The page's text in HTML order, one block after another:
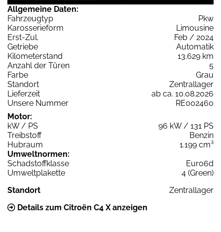
Allgemeine Daten:
Fahrzeugtyp
Pkw
Karosserieform
Limousine
Erst-Zul.
Feb / 2024
Getriebe
Automatik
Kilometerstand
13.629 km
Anzahl der Türen
5
Farbe
Grau
Standort
Zentrallager
Lieferzeit
ab ca. 10.08.2026
Unsere Nummer
RE002460
Motor:
kW / PS
96 kW / 131 PS
Treibstoff
Benzin
Hubraum
1.199 cm³
Umweltnormen:
Schadstoffklasse
Euro6d
Umweltplakette
4 (Green)
Standort
Zentrallager
Details zum Citroën C4 X anzeigen